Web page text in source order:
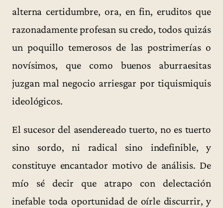
alterna certidumbre, ora, en fin, eruditos que
razonadamente profesan su credo, todos quizás
un poquillo temerosos de las postrimerías o
novísimos, que como buenos aburraesitas
juzgan mal negocio arriesgar por tiquismiquis
ideológicos.
El sucesor del asendereado tuerto, no es tuerto
sino sordo, ni radical sino indefinible, y
constituye encantador motivo de análisis. De
mío sé decir que atrapo con delectación
inefable toda oportunidad de oírle discurrir, y